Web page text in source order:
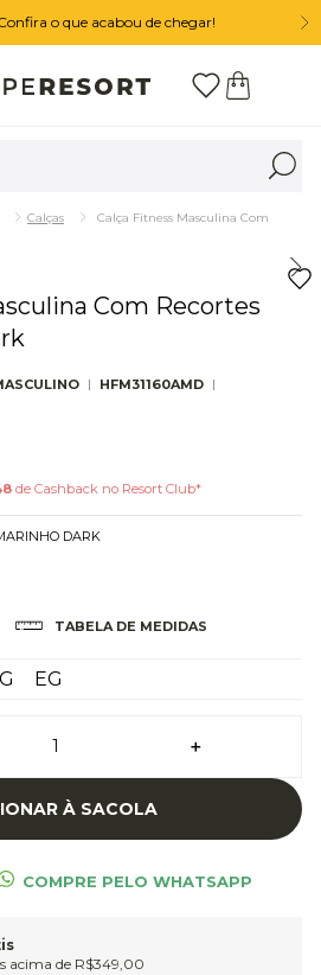
o que acabou de chegar!
Calças
Calça Fitness Masculina Com
Com Recortes
HFM31160AMD
de Cashback no Resort Club*
DARK
TABELA DE MEDIDAS
EG
G
＋
À SACOLA
COMPRE PELO WHATSAPP
acima de R$349,00